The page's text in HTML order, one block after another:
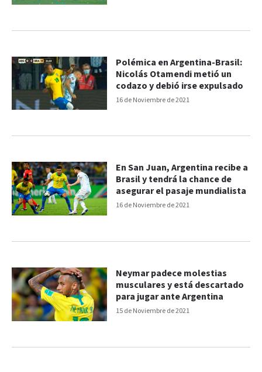
16 de Noviembre de 2021
Polémica en Argentina-Brasil:
Nicolás Otamendi metió un
codazo y debió irse expulsado
16 de Noviembre de 2021
En San Juan, Argentina recibe a
Brasil y tendrá la chance de
asegurar el pasaje mundialista
15 de Noviembre de 2021
Neymar padece molestias
musculares y está descartado
para jugar ante Argentina